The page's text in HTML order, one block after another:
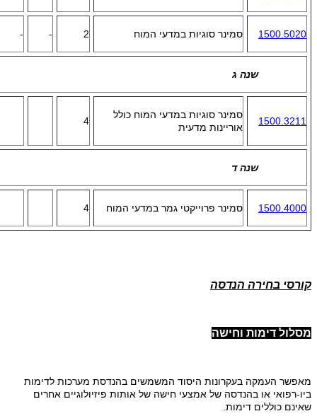
1500.5020 סמינר סוגיות במדעי המוח 2
-
-
שנה ג
1500.3211
סמינר סוגיות במדעי המוח כולל
אוריינות מדעית
4
שנה ד
1500.4000 סמינר פרוייקטי גמר במדעי המוח 4
קורסי בחירה הנדסה
מסלול דימות וחישה
מאפשר העמקה בעקרונות היסוד המשמשים בהנדסת מערכות לדימות
ביו-רפואי או בהנדסה של אמצעי חישה של אותות פיזיולוגיים אחרים
שאינם כוללים דימות.